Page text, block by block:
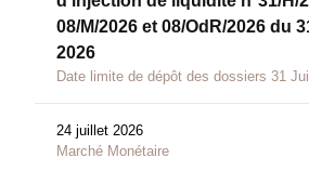
08/M/2026 et 08/OdR/2026 du
2026
Date limite de dépôt des dossiers 31
24 juillet 2026
Marché Monétaire